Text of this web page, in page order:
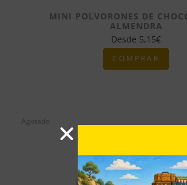
MINI POLVORONES DE
ALMENDRA
Desde 5,15€
COMPRAR
Agotado